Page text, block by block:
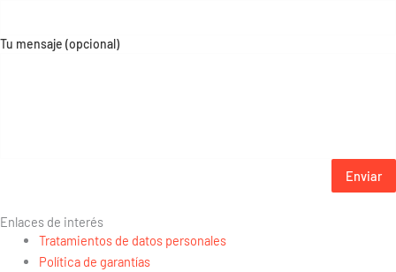
Tu mensaje (opcional)
Enviar
Enlaces de interés
Tratamientos de datos personales
Política de garantías